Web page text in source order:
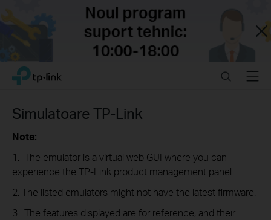
Close
Click
navigation
TP-Link, Reliably Smart SearchMenu
Simulatoare TP-Link
Note:
1. The emulator is a virtual web GUI where you can
experience the TP-Link product management panel.
2. The listed emulators might not have the latest firmware.
3. The features displayed are for reference, and their